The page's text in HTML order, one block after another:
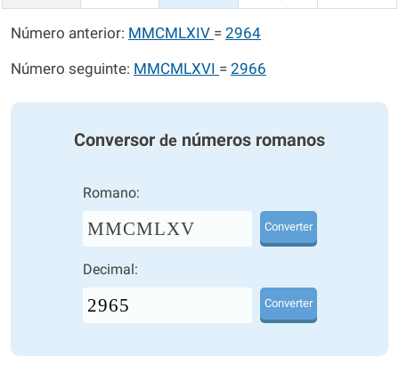
Número anterior: MMCMLXIV = 2964
Número seguinte: MMCMLXVI = 2966
Conversor de números romanos
Romano:
MMCMLXV Converter
Decimal:
Converter